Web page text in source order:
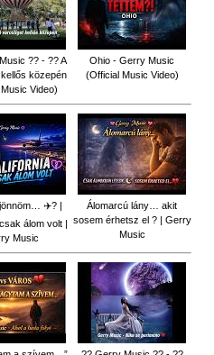
?? - ?? A
közepén
Video)
Ohio - Gerry Music
(Official Music Video)
✈️? |
álom volt |
Music
Álomarcú lány… akit
sosem érhetsz el ? | Gerry
Music